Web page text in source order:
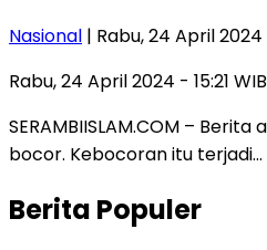
Nasional | Rabu, 24 April 2024
Rabu, 24 April 2024 - 15:21 WIB
SERAMBIISLAM.COM –
bocor. Kebocoran itu terjadi…
Berita Populer